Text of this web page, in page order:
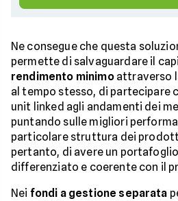
Ne consegue che questa
permette di salvaguardare il
rendimento minimoattraverso
al tempo stesso, di partecipare
unit linked agli andamenti dei
puntando sulle migliori
particolare struttura dei
pertanto, di avere un
differenziato e coerente con il
Nei fondi a gestione separata